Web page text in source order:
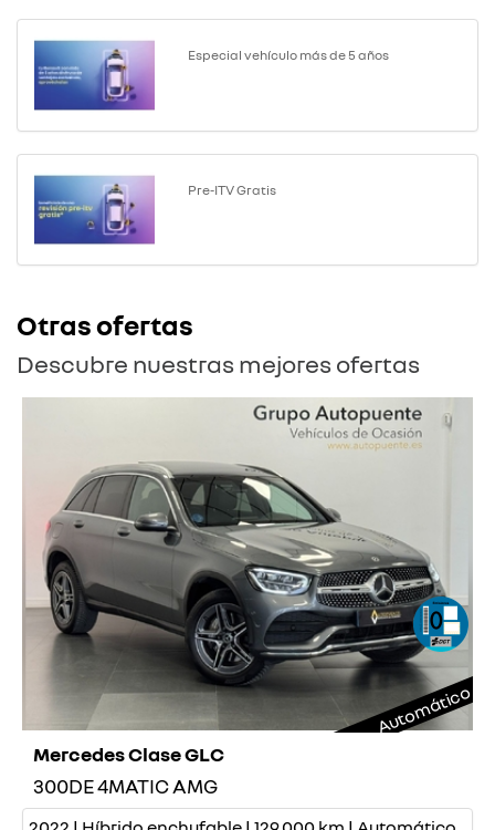
Especial vehículo más de 5 años
Pre-ITV Gratis
Otras ofertas
Descubre nuestras mejores ofertas
Automático
Mercedes Clase GLC
300DE 4MATIC AMG